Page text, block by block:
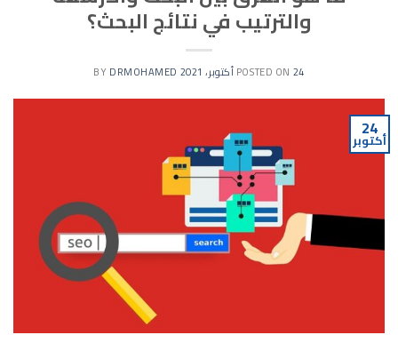
والترتيب في نتائج البحث؟
POSTED ON 24 أكتوبر، 2021 DRMOHAMED
24
أكتوبر